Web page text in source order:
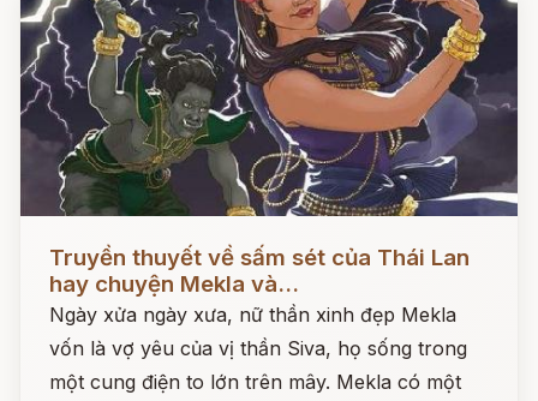
Đọc ngay
Truyền thuyết về sấm sét của Thái Lan
hay chuyện Mekla và...
Ngày xửa ngày xưa, nữ thần xinh đẹp Mekla
vốn là vợ yêu của vị thần Siva, họ sống trong
một cung điện to lớn trên mây. Mekla có một